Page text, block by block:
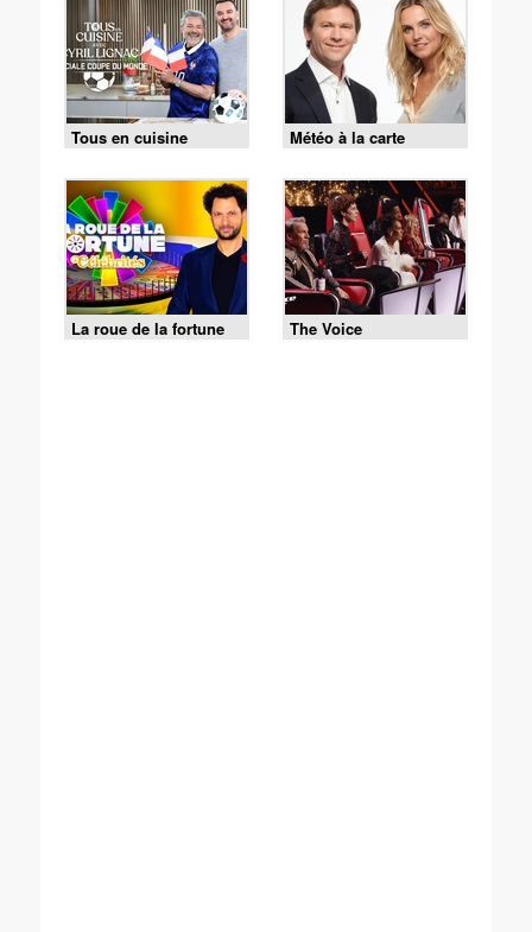
Tous en cuisine Météo à la carte
La roue de la fortune The Voice